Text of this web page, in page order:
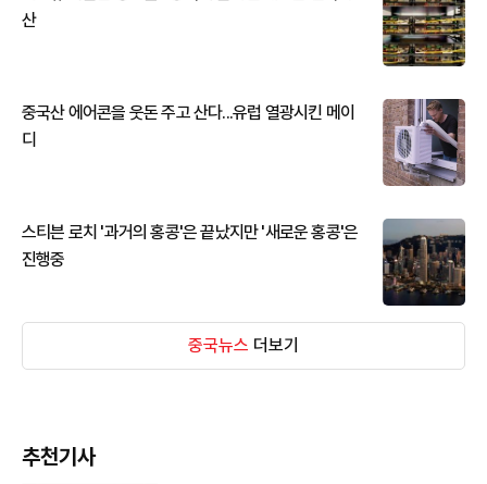
산
중국산 에어콘을 웃돈 주고 산다...유럽 열광시킨 메이
디
스티븐 로치 '과거의 홍콩'은 끝났지만 '새로운 홍콩'은
진행중
중국뉴스 더보기
추천기사